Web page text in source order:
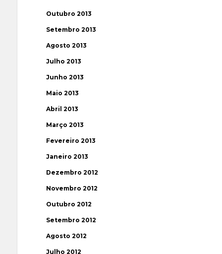
Outubro 2013
Setembro 2013
Agosto 2013
Julho 2013
Junho 2013
Maio 2013
Abril 2013
Março 2013
Fevereiro 2013
Janeiro 2013
Dezembro 2012
Novembro 2012
Outubro 2012
Setembro 2012
Agosto 2012
Julho 2012